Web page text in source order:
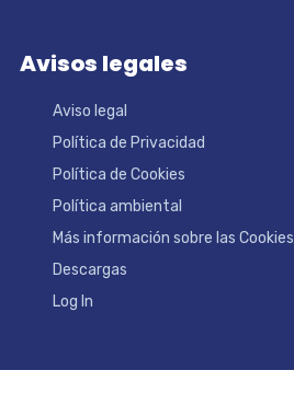
Avisos legales
Aviso legal
Política de Privacidad
Política de Cookies
Política ambiental
Más información sobre las Cookies
Descargas
Log In